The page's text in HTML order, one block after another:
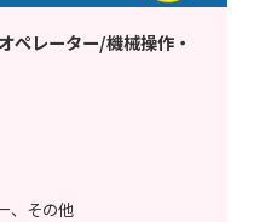
ペレーター/機械操作・
、その他